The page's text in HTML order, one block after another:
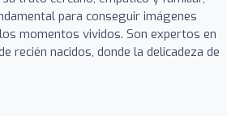
para conseguir imágenes
momentos vividos. Son expertos en
recién nacidos, donde la delicadeza de